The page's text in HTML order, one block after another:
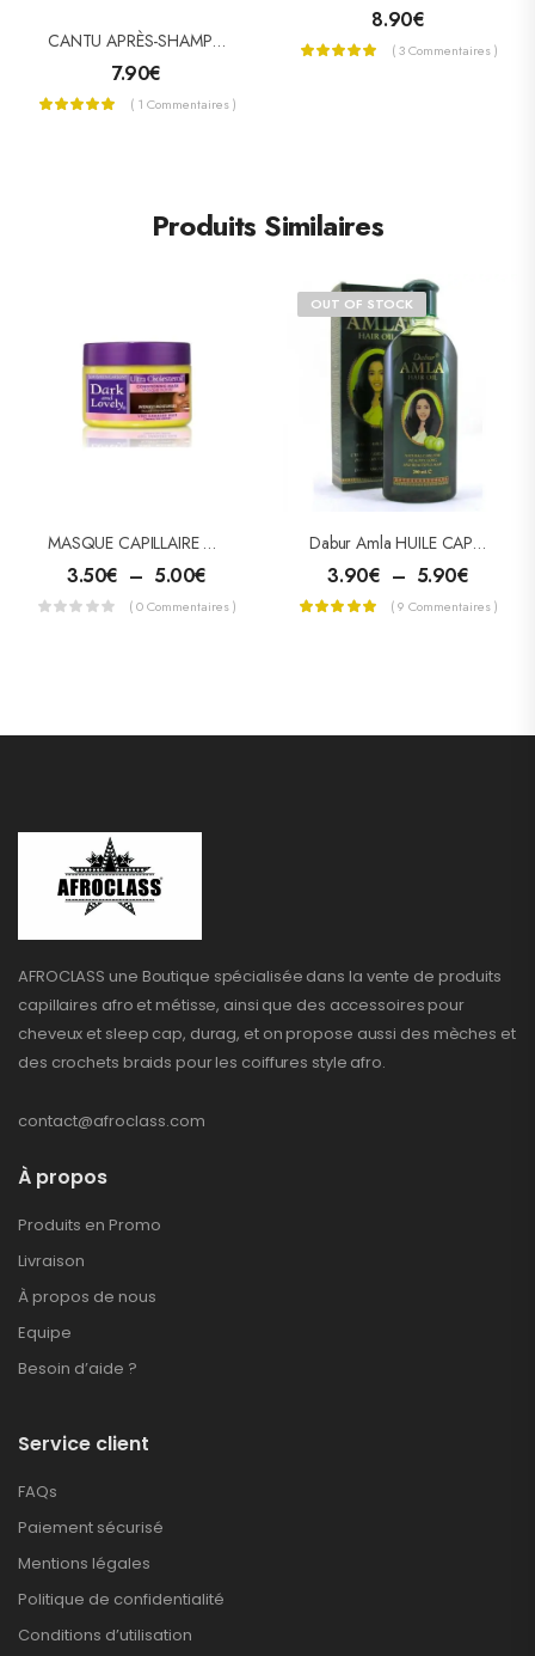
CANTU APRÈS-SHAMPOOING HYDRATANT KARITE (HYDRATING CREAM CONDITIONER)
7.90€
( 1 Commentaires )
8.90€
( 3 Commentaires )
Produits Similaires
MASQUE CAPILLAIRE ULTRA CHOLESTEROL
3.50€ – 5.00€
( 0 Commentaires )
OUT OF STOCK
Dabur Amla HUILE CAPILLAIRE AMLA
3.90€ – 5.90€
( 9 Commentaires )
AFROCLASS une Boutique spécialisée dans la vente de produits
capillaires afro et métisse, ainsi que des accessoires pour
cheveux et sleep cap, durag, et on propose aussi des mèches et
des crochets braids pour les coiffures style afro.
contact@afroclass.com
À propos
Produits en Promo
Livraison
À propos de nous
Equipe
Besoin d’aide ?
Service client
FAQs
Paiement sécurisé
Mentions légales
Politique de confidentialité
Conditions d’utilisation